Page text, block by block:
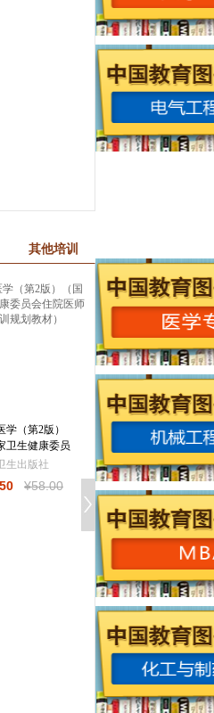
土木工程伦理学
武汉大学出版社
其他培训
学（第2版）
卫生健康委员
医师规范化培
生出版社
¥58.00
放射影像学（第2
版）（国家卫生健康
委员会住院医师规范
化培训规划教
人民卫生出版社
¥81.00 ¥108.00
临床病理科分册（国
家卫生健康委员会住
院医师规范化培训规
人民卫生出版社